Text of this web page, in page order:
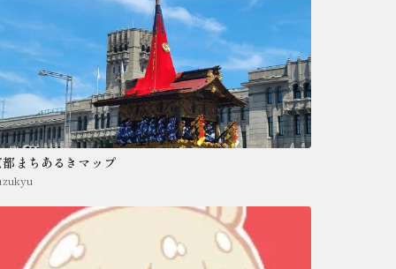
都まちあるきマップ